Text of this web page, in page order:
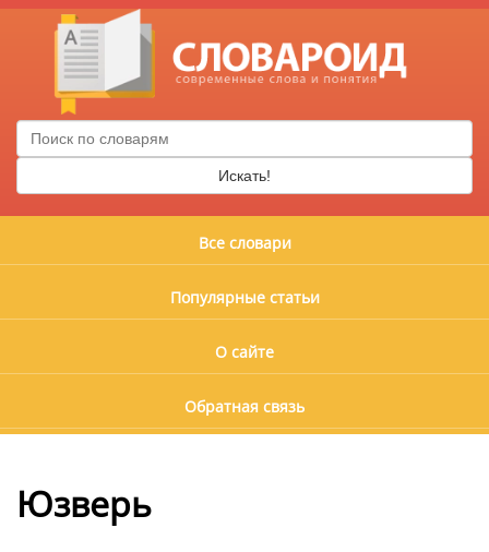
Искать!
Все словари
Популярные статьи
О сайте
Обратная связь
Юзверь